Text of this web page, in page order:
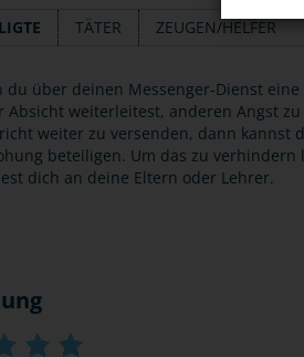
TÄTER ZEUGEN/HELFER
du über deinen Messenger-Dienst
Absicht weiterleitest, anderen Angst
weiter zu versenden, dann kannst
beteiligen. Um das zu
dich an deine Eltern oder Lehrer.